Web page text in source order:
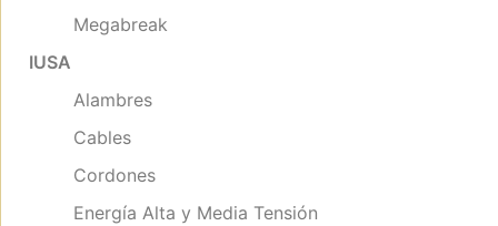
Megabreak
IUSA
Alambres
Cables
Cordones
Energía Alta y Media Tensión